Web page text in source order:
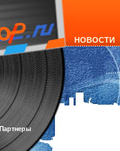
Партнеры
НОВОСТИ